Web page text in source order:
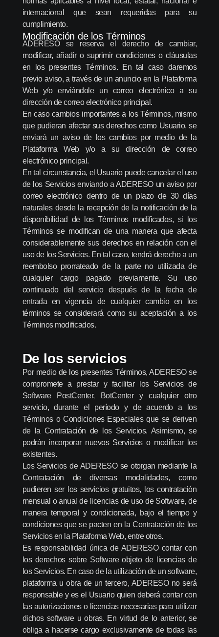
internacional que sean requeridas para su
cumplimiento.
Modificación de los Términos
ADERESO se reserva el derecho de cambiar,
modificar, añadir o suprimir condiciones o cláusulas
en los presentes Términos. En tal caso daremos
previo aviso, a través de un anuncio en la Plataforma
Web y/o enviándole un correo electrónico a su
dirección de correo electrónico principal.
En caso cambios importantes a los Términos, mismo
que pudieran afectar sus derechos como Usuario, se
enviará un aviso de los cambios por medio de la
Plataforma Web y/o a su dirección de correo
electrónico principal.
En tal circunstancia, el Usuario puede cancelar el uso
de los Servicios enviando a ADERESO un aviso por
correo electrónico dentro de un plazo de 30 días
naturales desde la recepción de la notificación de la
disponibilidad de los Términos modificados, si los
Términos se modifican de una manera que afecta
considerablemente sus derechos en relación con el
uso de los Servicios. En tal caso, tendrá derecho a un
reembolso prorrateado de la parte no utilizada de
cualquier cargo pagado previamente. Su uso
continuado del servicio después de la fecha de
entrada en vigencia de cualquier cambio en los
términos se considerará como su aceptación a los
Términos modificados.
De los servicios
Por medio de los presentes Términos, ADERESO se
compromete a prestar y facilitar los Servicios de
Software PostCenter, BotCenter y cualquier otro
servicio, durante el período y de acuerdo a los
Términos o Condiciones Especiales que se deriven
de la Contratación de los Servicios. Asimismo, se
podrán incorporar nuevos Servicios o modificar los
existentes.
Los Servicios de ADERESO se otorgan mediante la
Contratación de diversas modalidades, como
pudieren ser los servicios gratuitos, los contratación
mensual o anual de licencias de uso de Software, de
manera temporal y condicionada, bajo el tiempo y
condiciones que se pacten en la Contratación de los
Servicios en la Plataforma Web, entre otros.
Es responsabilidad única de ADERESO contar con
los derechos sobre Software objeto de licencias de
los Servicios. En caso de la utilización de un software,
plataforma u obra de un tercero, ADERESO no será
responsable y es el Usuario quien deberá contar con
las autorizaciones o licencias necesarias para utilizar
dichos software u obras. En virtud de lo anterior, se
obliga a hacerse cargo exclusivamente de todas las